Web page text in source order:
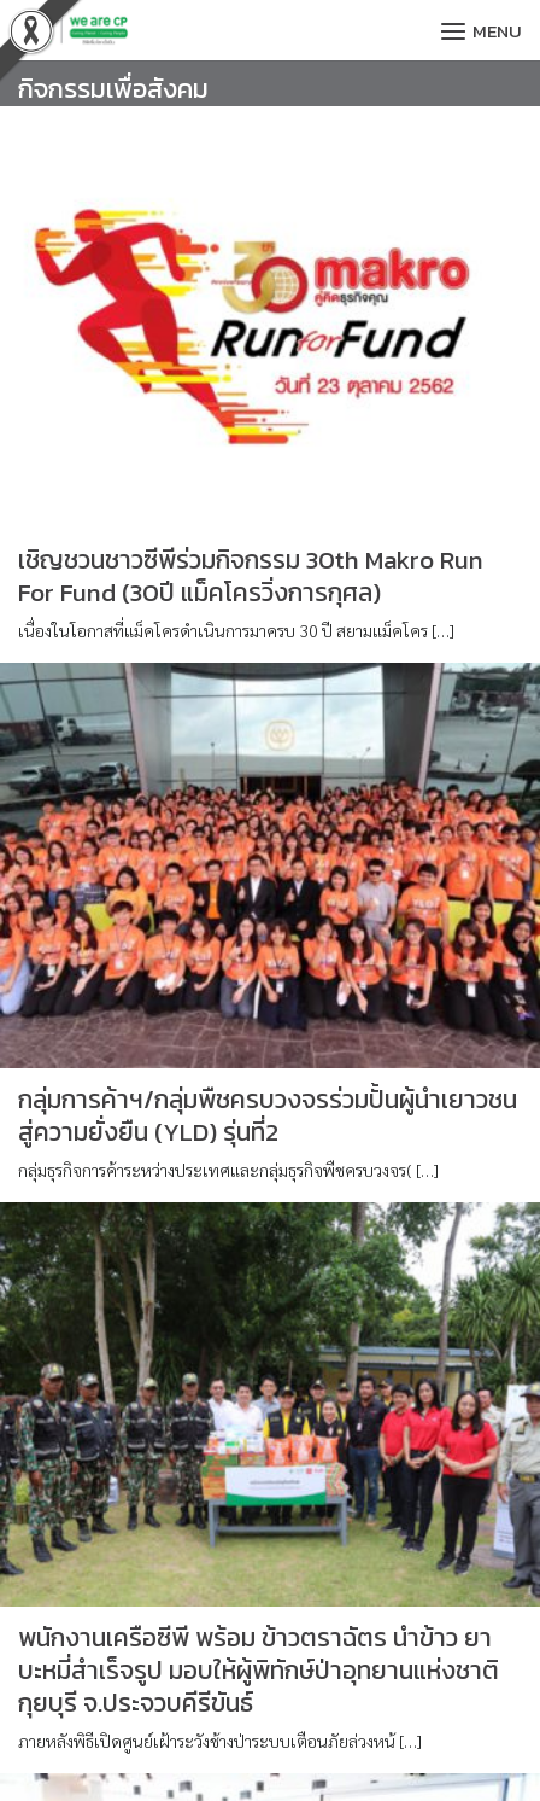
Skip
to
content
MENU
กิจกรรมเพื่อสังคม
เชิญชวนชาวซีพีร่วมกิจกรรม 30th Makro Run
For Fund (30ปี แม็คโครวิ่งการกุศล)
เนื่องในโอกาสที่แม็คโครดำเนินการมาครบ 30 ปี สยามแม็คโคร […]
กลุ่มการค้าฯ/กลุ่มพืชครบวงจรร่วมปั้นผู้นำเยาวชน
สู่ความยั่งยืน (YLD) รุ่นที่2
กลุ่มธุรกิจการค้าระหว่างประเทศและกลุ่มธุรกิจพืชครบวงจร( […]
พนักงานเครือซีพี พร้อม ข้าวตราฉัตร นำข้าว ยา
บะหมี่สำเร็จรูป มอบให้ผู้พิทักษ์ป่าอุทยานแห่งชาติ
กุยบุรี จ.ประจวบคีรีขันธ์
ภายหลังพิธีเปิดศูนย์เฝ้าระวังช้างป่าระบบเตือนภัยล่วงหน้ […]